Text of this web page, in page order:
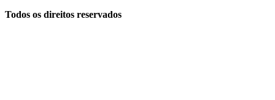
Todos os direitos reservados